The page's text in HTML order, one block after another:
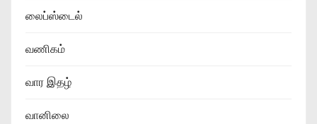
லைப்ஸ்டைல்
வணிகம்
வார இதழ்
வானிலை